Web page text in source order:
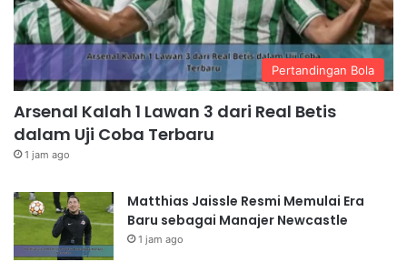
Pertandingan Bola
Arsenal Kalah 1 Lawan 3 dari Real Betis
dalam Uji Coba Terbaru
1 jam ago
Matthias Jaissle Resmi Memulai Era
Baru sebagai Manajer Newcastle
1 jam ago